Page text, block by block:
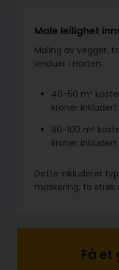
Male leilighet
Maling av vegger,
vinduer i Horten.
40-50 m²
kroner
90-100 m²
kroner
Dette inkluderer
maskering, to
Få et